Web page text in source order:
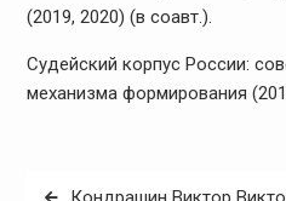
(2019, 2020) (в соавт.).
Судейский корпус России:
механизма формирования
Навигация